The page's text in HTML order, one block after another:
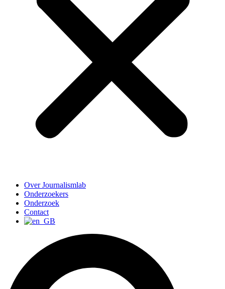
Over Journalismlab
Onderzoekers
Onderzoek
Contact